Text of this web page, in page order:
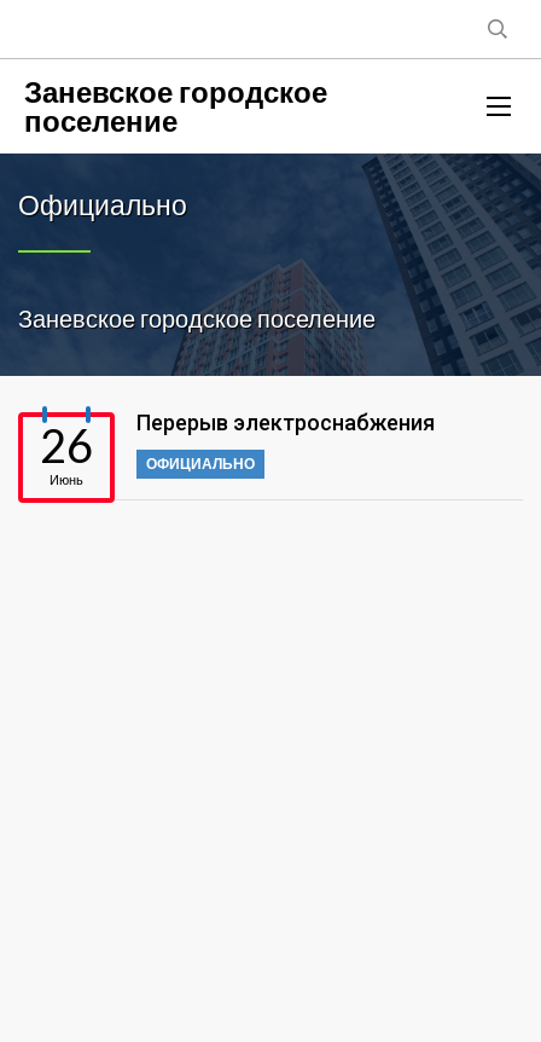
Заневское городское
поселение
Официально
Заневское городское поселение
26
Июнь
Перерыв электроснабжения
ОФИЦИАЛЬНО